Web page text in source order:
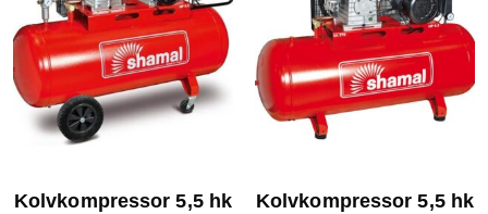
Kolvkompressor 5,5 hk
Kolvkompressor 5,5 hk